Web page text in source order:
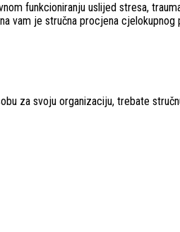
funkcioniranju uslijed stresa,
vam je stručna procjena cjelokupnog
za svoju organizaciju, trebate